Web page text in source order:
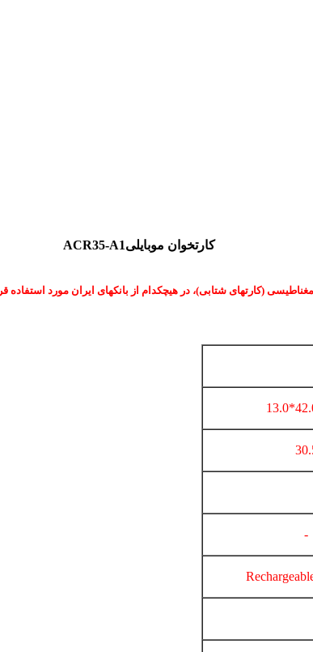
کارتخوان موبایلیACR35-A1
-